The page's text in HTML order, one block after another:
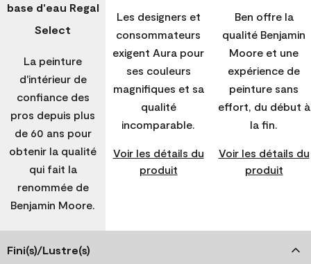
base d'eau Regal
Select
La peinture
d'intérieur de
confiance des
pros depuis plus
de 60 ans pour
obtenir la qualité
qui fait la
renommée de
Benjamin Moore.
Les designers et
consommateurs
exigent Aura pour
ses couleurs
magnifiques et sa
qualité
incomparable.
Voir les détails du
produit
Ben offre la
qualité Benjamin
Moore et une
expérience de
peinture sans
effort, du début à
la fin.
Voir les détails du
produit
Fini(s)/Lustre(s)